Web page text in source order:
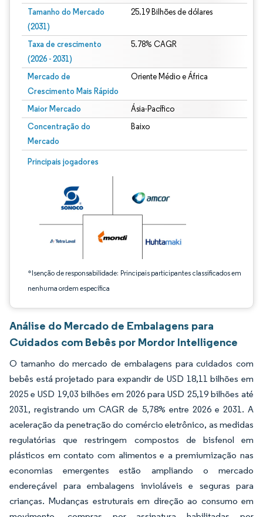
Tamanho do Mercado
(2031)
25.19 Bilhões de dólares
Taxa de crescimento
(2026 - 2031)
5.78% CAGR
Mercado de
Crescimento Mais Rápido
Oriente Médio e África
Maior Mercado Ásia-Pacífico
Concentração do
Mercado
Baixo
Principais jogadores
*Isenção de responsabilidade: Principais participantes classificados em
nenhuma ordem específica
Imagem © Mordor Intelligence. O reuso requer atribuição conforme CC BY 4.0.
Análise do Mercado de Embalagens para
Cuidados com Bebês por Mordor Intelligence
O tamanho do mercado de embalagens para cuidados com
bebês está projetado para expandir de USD 18,11 bilhões em
2025 e USD 19,03 bilhões em 2026 para USD 25,19 bilhões até
2031, registrando um CAGR de 5,78% entre 2026 e 2031. A
aceleração da penetração do comércio eletrônico, as medidas
regulatórias que restringem compostos de bisfenol em
plásticos em contato com alimentos e a premiumização nas
economias emergentes estão ampliando o mercado
endereçável para embalagens invioláveis e seguras para
crianças. Mudanças estruturais em direção ao consumo em